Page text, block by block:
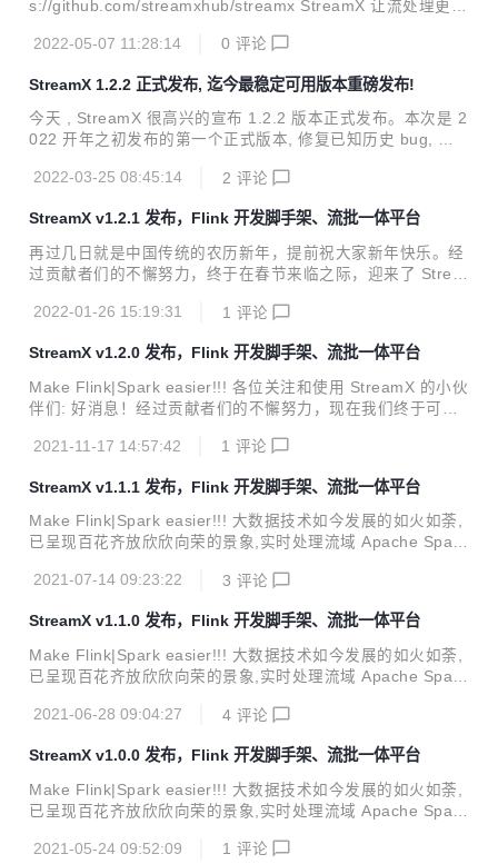
pache Spark 和...
s://github.com/streamxhub/streamx StreamX 让流处理更简
台。今天迎来了 1.2.3 Release 版本的正式发布！本次增加了
性等方面进行了加强，欢迎大家下载使用！ 1.重要更新 在 1.
2.3 版本中，StreamX 支持了 最新的 Apache Flink 1.15.0
，在使用上还是一如既往的简洁丝滑。同...
2022-05-07 11:28:14 0 评论
StreamX 1.2.2 正式发布, 迄今最稳定可用版本重磅发布!
今天 , StreamX 很高兴的宣布 1.2.2 版本正式发布。本次是 2
022 开年之初发布的第一个正式版本, 修复已知历史 bug, 支
始, 春日正盛, 一片欣欣向荣之景象! 众多企业也在摩拳擦掌,
大家放心的上生产环境, 愿为大家在流处理领域带来一点方便,
为 Apache Flink 的落地和普及助一臂之力! 项目地址: Gitee:
https://gitee.com/streamxhub/streamx Github: https://git
2022-03-25 08:45:14 2 评论
StreamX v1.2.1 发布，Flink 开发脚手架、流批一体平台
再过几日就是中国传统的农历新年，提前祝大家新年快乐。经
过贡献者们的不懈努力，终于在春节来临之际，迎来了 Strea
tee.com/streamxhub/streamx Github: https://github.com/st
k 极速开发框架，流批一体一站式大数据平台。继上个版本支
持 k8s 之后，本次重点功能是 Flink 任务构建 / 运行分离 和
本地上传Jar任务支持，并且在可用性和稳定性上得到了很大
2022-01-26 15:19:31 1 评论
StreamX v1.2.0 发布，Flink 开发脚手架、流批一体平台
Make Flink|Spark easier!!! 各位关注和使用 StreamX 的小伙
伴们: 好消息！经过贡献者们的不懈努力，现在我们终于可以
用。 StreamX 是Flink & Spark极速开发脚手架，流批一体一
到10多位。距离上次发布版本已过去4个多月， 在这4个多月
的时间里，贡献者们付出了艰辛的努力，在这个版本中进行了
多项关键更新和优化，实现了与 Hadoop 解耦，带来了用户呼
声很高的 Flink on Kubernetes， 使得 Flink 可以...
2021-11-17 14:57:42 1 评论
StreamX v1.1.1 发布，Flink 开发脚手架、流批一体平台
Make Flink|Spark easier!!! 大数据技术如今发展的如火如荼,
已呈现百花齐放欣欣向荣的景象,实时处理流域 Apache Spark
普遍认为是下一代大数据流计算引擎, 我们在使用 Flink 时发
地方, 我们将一些好的经验固化下来并结合业内的最佳实践, 通
过不断努力终于诞生了今天的框架 —— StreamX, 项目的初衷
是 —— 让 Flink 开发更简单, 使用StreamX开发,可以极大降
低学习成本和开发门槛, 让开发者只用关心最核...
2021-07-14 09:23:22 3 评论
StreamX v1.1.0 发布，Flink 开发脚手架、流批一体平台
Make Flink|Spark easier!!! 大数据技术如今发展的如火如荼,
已呈现百花齐放欣欣向荣的景象,实时处理流域 Apache Spark
普遍认为是下一代大数据流计算引擎, 我们在使用 Flink 时发
地方, 我们将一些好的经验固化下来并结合业内的最佳实践, 通
过不断努力终于诞生了今天的框架 —— StreamX, 项目的初衷
是 —— 让 Flink 开发更简单, 使用StreamX开发,可以极大降
低学习成本和开发门槛, 让开发者只用关心最核...
2021-06-28 09:04:27 4 评论
StreamX v1.0.0 发布，Flink 开发脚手架、流批一体平台
Make Flink|Spark easier!!! 大数据技术如今发展的如火如荼,
已呈现百花齐放欣欣向荣的景象,实时处理流域 Apache Spark
普遍认为是下一代大数据流计算引擎, 我们在使用 Flink 时发
2021-05-24 09:52:09 1 评论